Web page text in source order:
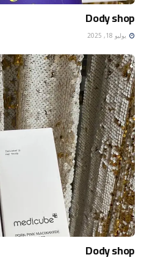
Dody shop
يوليو 18, 2025
Dody shop